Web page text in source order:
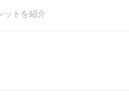
ットを紹介